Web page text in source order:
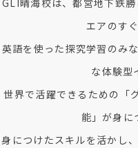
GLI晴海校は、都営地下鉄
エアのす
英語を使った探究学習のみ
な体験型
世界で活躍できるための「
能」が身に
身につけたスキルを活かし